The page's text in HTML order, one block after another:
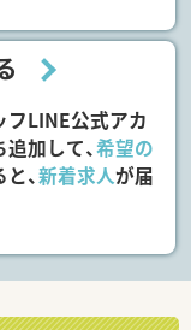
フLINE公式アカ
加して、希望の
、新着求人が届